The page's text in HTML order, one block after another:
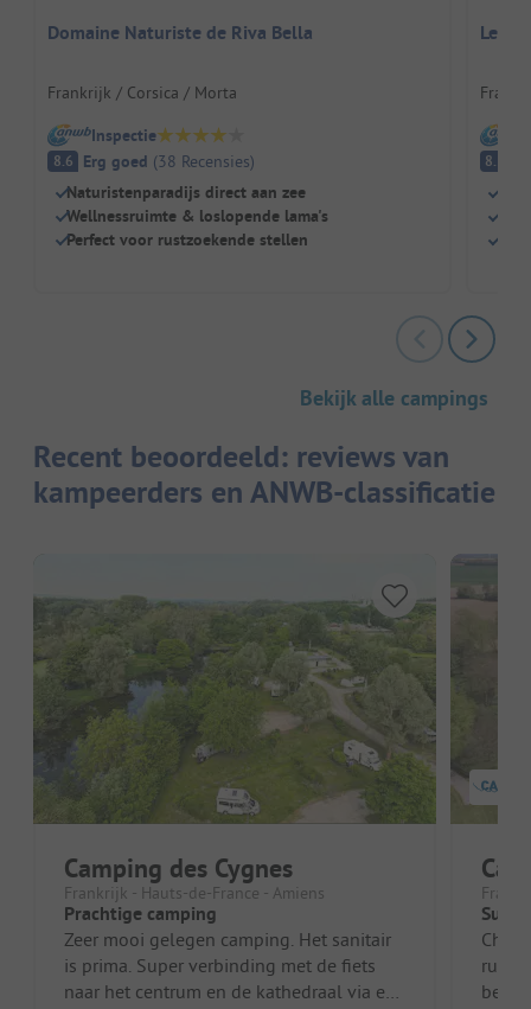
Domaine Naturiste de Riva Bella
Frankrijk / Corsica / Morta
Inspectie
8.6 Erg goed (38 Recensies)
Naturistenparadijs direct aan zee
Wellnessruimte & loslopende lama's
Perfect voor rustzoekende stellen
Le
8.5
Bekijk alle campings
Recent beoordeeld: reviews van
kampeerders en ANWB-classificatie
Camping des Cygnes
Frankrijk - Hauts-de-France - Amiens
Prachtige camping
Zeer mooi gelegen camping. Het sanitair
is prima. Super verbinding met de fiets
naar het centrum en de kathedraal via een